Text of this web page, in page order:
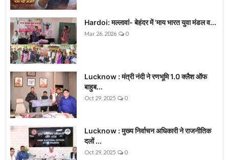
Hardoi: मल्लावां- बेहंदर में 'माय भारत युवा मंडल व...
Mar 26, 2026 0
Lucknow : मंत्री नंदी ने रणभूमि 1.0 क्लैश ऑफ
बाहुब...
Oct 29, 2025 0
Lucknow : मुख्य निर्वाचन अधिकारी ने राजनीतिक
दलों ...
Oct 29, 2025 0